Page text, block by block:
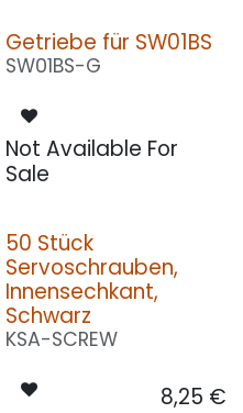
Getriebe für SW01BS
SW01BS-G
Not Available For
Sale
50 Stück
Servoschrauben,
Innensechkant,
Schwarz
KSA-SCREW
8,25 €